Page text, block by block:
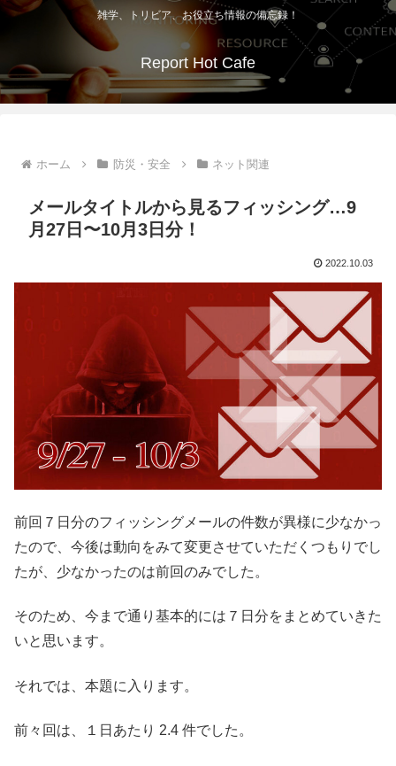
雑学、トリビア、お役立ち情報の備忘録！
Report Hot Cafe
ホーム 防災・安全 ネット関連
メールタイトルから見るフィッシング…9
月27日〜10月3日分！
2022.10.03
前回７日分のフィッシングメールの件数が異様に少なかっ
たので、今後は動向をみて変更させていただくつもりでし
たが、少なかったのは前回のみでした。
そのため、今まで通り基本的には７日分をまとめていきた
いと思います。
それでは、本題に入ります。
前々回は、１日あたり 2.4 件でした。